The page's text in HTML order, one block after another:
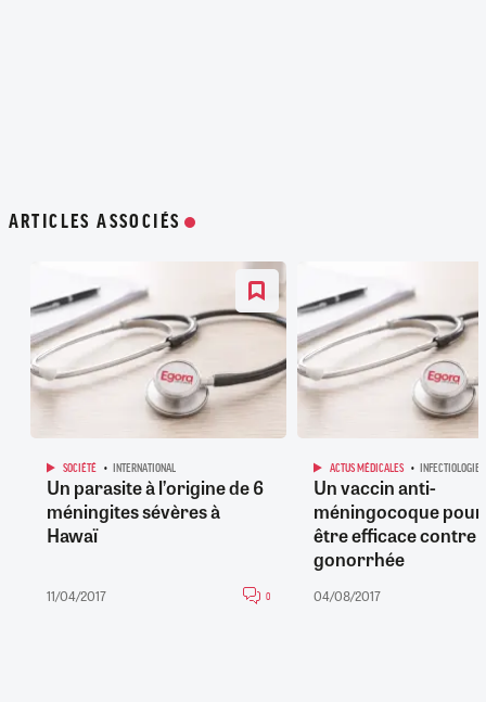
ARTICLES ASSOCIÉS
SOCIÉTÉ INTERNATIONAL
Un parasite à l’origine de 6
méningites sévères à
Hawaï
11/04/2017 0
ACTUS MÉDICALES INFECTIOLOGIE
Un vaccin anti-
méningocoque
être efficace contre
gonorrhée
04/08/2017